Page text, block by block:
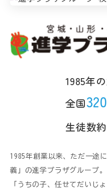
1985年
全国320
生徒数約
1985年創業以来、ただ一途
義」の進学プラザグループ。
「うちの子、任せてだいじ